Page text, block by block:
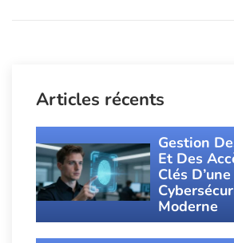
Articles récents
Gestion
Et Des
Clés D’une
Moderne